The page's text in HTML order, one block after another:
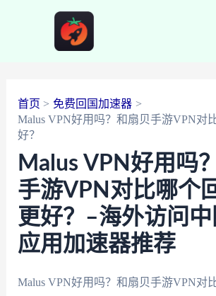
首页
免费回国加速器
Malus VPN好用吗？和扇贝手游VPN对
好？
Malus VPN好用吗
手游VPN对比哪个
更好？–海外访问
应用加速器推荐
Malus VPN好用吗？和扇贝手游VPN对